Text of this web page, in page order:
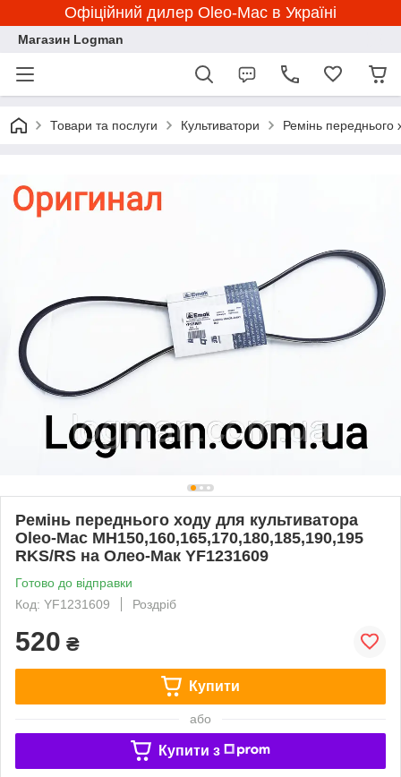
Офіційний дилер Oleo-Mac в Україні
Магазин Logman
Товари та послуги Культиватори Ремінь
Ремінь переднього ходу для культиватора
Oleo-Mac MH150,160,165,170,180,185,190,195
RKS/RS на Олео-Мак YF1231609
Готово до відправки
Код: YF1231609
Роздріб
520 ₴
Купити
або
Купити з